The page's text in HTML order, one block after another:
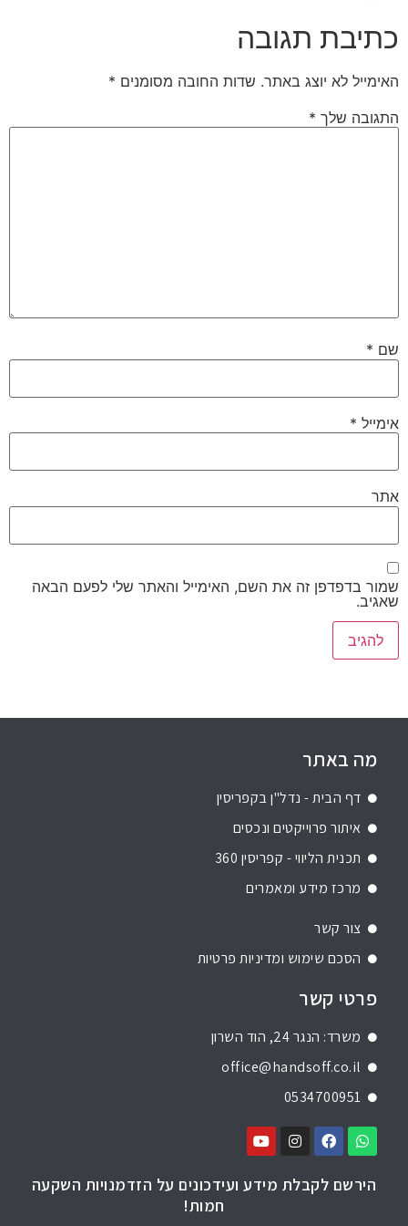
כתיבת תגובה
האימייל לא יוצג באתר. שדות החובה מסומנים *
התגובה שלך *
שם *
אימייל *
אתר
שמור בדפדפן זה את השם, האימייל והאתר שלי לפעם הבאה
שאגיב.
מה באתר
דף הבית - נדל"ן בקפריסין
איתור פרוייקטים ונכסים
תכנית הליווי - קפריסין 360
מרכז מידע ומאמרים
צור קשר
הסכם שימוש ומדיניות פרטיות
פרטי קשר
משרד: הנגר 24, הוד השרון
office@handsoff.co.il
0534700951
הירשם לקבלת מידע ועידכונים על הזדמנויות השקעה
חמות!